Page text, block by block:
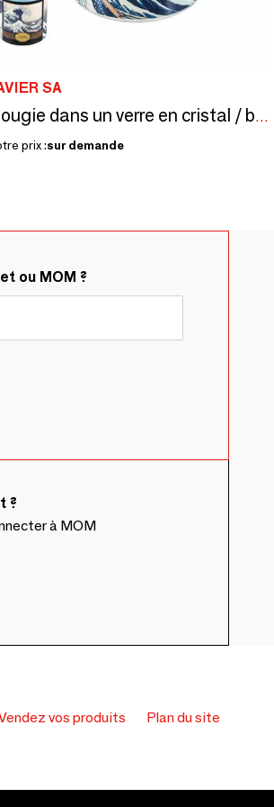
SA
Bougie dans un verre en cristal / boîte décorée
prix :sur demande
ou MOM ?
?
à MOM
vos produits Plan du site